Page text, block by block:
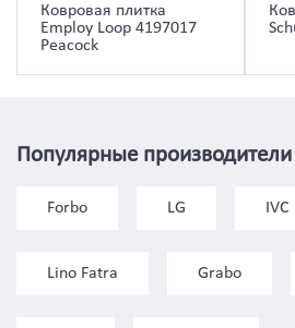
Ковровая плитка
Employ Loop 4197017
Peacock
Популярные производители
Forbo LG IVC
Lino Fatra Grabo